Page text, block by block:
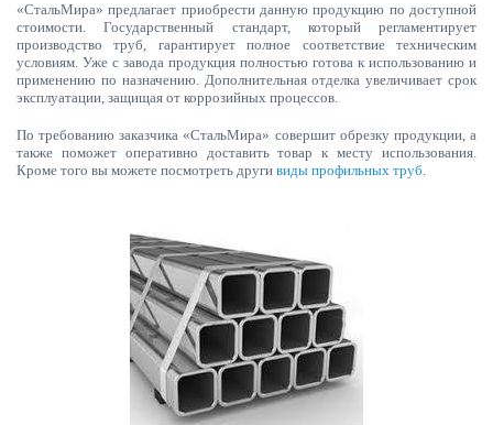
«СтальМира» предлагает приобрести данную продукцию по доступной
стоимости. Государственный стандарт, который регламентирует
производство труб, гарантирует полное соответствие техническим
условиям. Уже с завода продукция полностью готова к использованию и
применению по назначению. Дополнительная отделка увеличивает срок
эксплуатации, защищая от коррозийных процессов.
По требованию заказчика «СтальМира» совершит обрезку продукции, а
также поможет оперативно доставить товар к месту использования.
Кроме того вы можете посмотреть други виды профильных труб.